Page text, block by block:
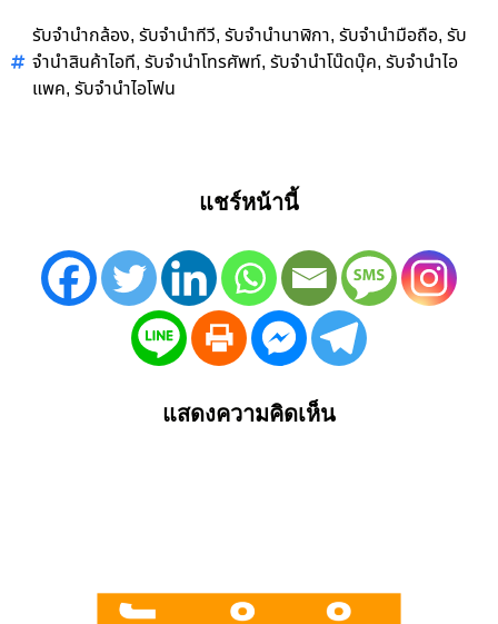
รับจำนำกล้อง, รับจำนำทีวี, รับจำนำนาฬิกา, รับจำนำมือถือ, รับ
จำนำสินค้าไอที, รับจำนำโทรศัพท์, รับจำนำโน๊ดบุ๊ค, รับจำนำไอ
แพค, รับจำนำไอโฟน
แชร์หน้านี้
แสดงความคิดเห็น